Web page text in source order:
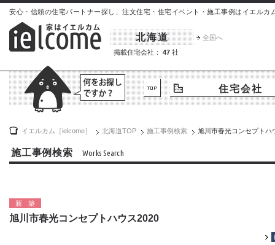
安心・信頼の住宅パートナー探し、注文住宅・住宅イベント・施工事例はイエルカ
北海道
全国へ
掲載住宅会社：
47 社
住宅会社
イエルカム［ielcome］ 北海道TOP 施工事例検索 旭川市春光コンセプトハ
施工事例検索 Works Search
新築
旭川市春光コンセプトハウス2020